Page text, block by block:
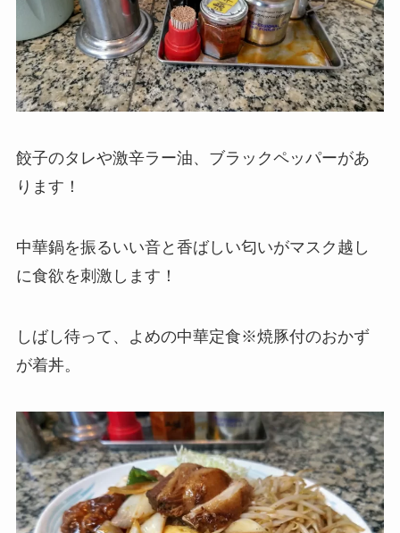
餃子のタレや激辛ラー油、ブラックペッパーがあ
ります！
中華鍋を振るいい音と香ばしい匂いがマスク越し
に食欲を刺激します！
しばし待って、よめの中華定食※焼豚付のおかず
が着丼。